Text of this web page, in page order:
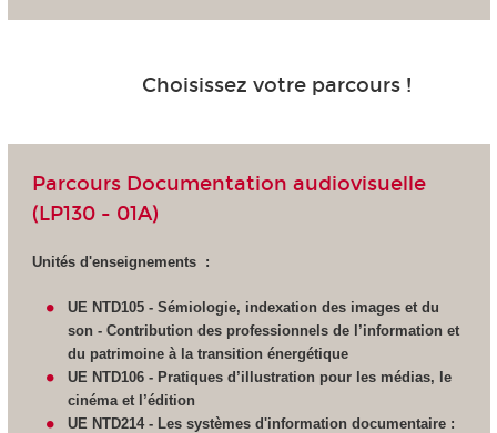
Choisissez votre parcours !
Parcours Documentation audiovisuelle
(LP130 - 01A)
Unités d'enseignements :
UE NTD105 - Sémiologie, indexation des images et du
son - Contribution des professionnels de l’information et
du patrimoine à la transition énergétique
UE NTD106 - Pratiques d’illustration pour les médias, le
cinéma et l’édition
UE NTD214 - Les systèmes d'information documentaire :